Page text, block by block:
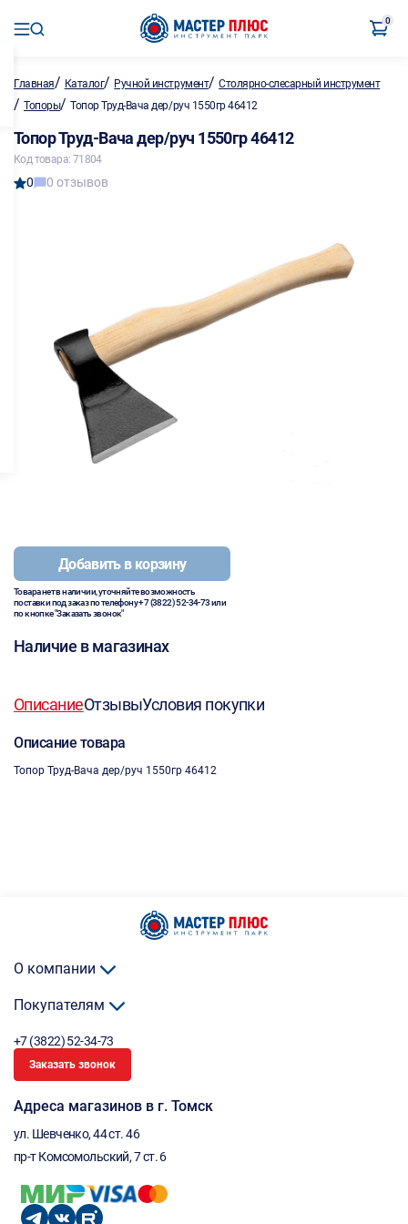
0
Главная/ Каталог/ Ручной инструмент/Столярно-слесарный инструмент
/ Топоры/Топор Труд-Вача дер/руч 1550гр 46412
Топор Труд-Вача дер/руч 1550гр 46412
Код товара: 71804
0 0 отзывов
Добавить в корзину
Товара нет в наличии, уточняйте возможность
поставки под заказ по телефону+7 (3822) 52-34-73или
по кнопке "Заказать звонок"
Наличие в магазинах
ОписаниеОтзывыУсловия покупки
Описание товара
Топор Труд-Вача дер/руч 1550гр 46412
О компании
Покупателям
+7 (3822) 52-34-73
Заказать звонок
Адреса магазинов в г. Томск
ул. Шевченко, 44 ст. 46
пр-т Комсомольский, 7 ст. 6